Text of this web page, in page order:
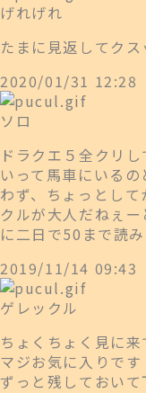
げれげれ
たまに見返してクス
2020/01/31 12:28
ソロ
ドラクエ５全クリ
いって馬車にいる
わず、ちょっとし
クルが大人だねぇ
に二日で50まで読み
2019/11/14 09:43
ゲレックル
ちょくちょく見に来
マジお気に入りです
ずっと残しておいて